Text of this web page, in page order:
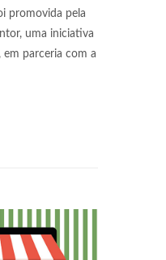
promovida pela
uma iniciativa
parceria com a